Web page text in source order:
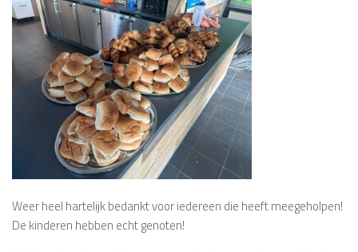
Weer heel hartelijk bedankt voor iedereen die heeft meegeholpen!
De kinderen hebben echt genoten!